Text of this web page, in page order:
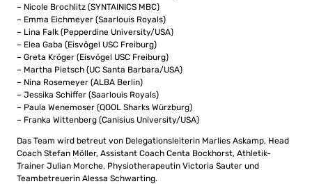
– Nicole Brochlitz (SYNTAINICS MBC)
– Emma Eichmeyer (Saarlouis Royals)
– Lina Falk (Pepperdine University/USA)
– Elea Gaba (Eisvögel USC Freiburg)
– Greta Kröger (Eisvögel USC Freiburg)
– Martha Pietsch (UC Santa Barbara/USA)
– Nina Rosemeyer (ALBA Berlin)
– Jessika Schiffer (Saarlouis Royals)
– Paula Wenemoser (QOOL Sharks Würzburg)
– Franka Wittenberg (Canisius University/USA)
Das Team wird betreut von Delegationsleiterin Marlies Askamp, Head
Coach Stefan Möller, Assistant Coach Centa Bockhorst, Athletik-
Trainer Julian Morche, Physiotherapeutin Victoria Sauter und
Teambetreuerin Alessa Schwarting.